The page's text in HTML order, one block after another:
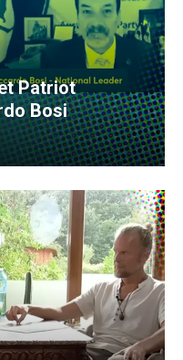
Patriot
Bosi